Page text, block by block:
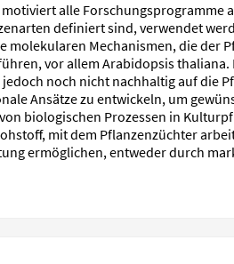
alle Forschungsprogramme
definiert sind, verwendet
molekularen Mechanismen, die der
vor allem Arabidopsis thaliana.
noch nicht nachhaltig auf die
Ansätze zu entwickeln, um
biologischen Prozessen in
mit dem Pflanzenzüchter
ermöglichen, entweder durch